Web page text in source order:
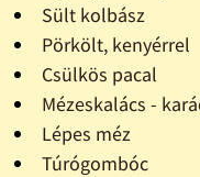
Sült kolbász
Pörkölt, kenyérrel
Csülkös pacal
Mézeskalács -
Lépes méz
Túrógombóc